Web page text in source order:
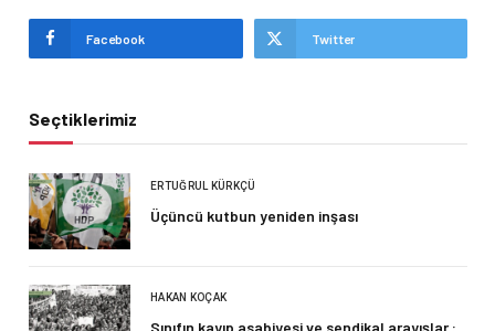
Facebook Twitter
Seçtiklerimiz
ERTUĞRUL KÜRKÇÜ
Üçüncü kutbun yeniden inşası
HAKAN KOÇAK